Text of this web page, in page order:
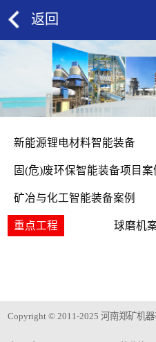
返回
新能源锂电材料智能装备
固(危)废环保智能装备项目案
矿冶与化工智能装备案例
重点工程 球磨机
Copyright © 2011-2025 河南郑矿机器